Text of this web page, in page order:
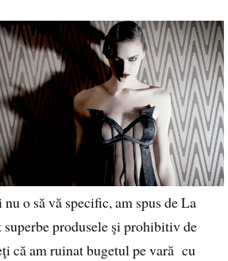
o să vă specific, am spus de La
superbe produsele şi prohibitiv de
că am ruinat bugetul pe vară cu